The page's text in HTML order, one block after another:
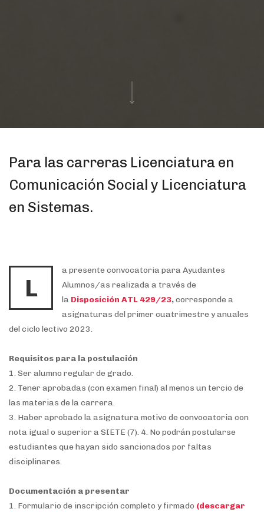
Para las carreras Licenciatura en
Comunicación Social y Licenciatura
en Sistemas.
L
a presente convocatoria para Ayudantes
Alumnos/as realizada a través de
la Disposición ATL 429/23,corresponde a
asignaturas del primer cuatrimestre y anuales
del ciclo lectivo 2023.
Requisitos para la postulación
1. Ser alumno regular de grado.
2. Tener aprobadas (con examen final) al menos un tercio de
las materias de la carrera.
3. Haber aprobado la asignatura motivo de convocatoria con
nota igual o superior a SIETE (7). 4. No podrán postularse
estudiantes que hayan sido sancionados por faltas
disciplinares.
Documentación a presentar
1. Formulario de inscripción completo y firmado (descargar